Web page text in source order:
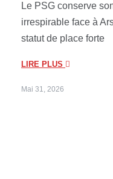
Le PSG conserve
irrespirable face à
statut de place forte
LIRE PLUS
Mai 31, 2026